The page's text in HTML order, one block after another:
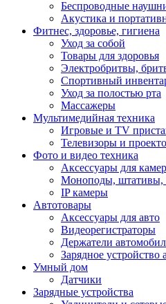
Беспроводные
Акустика и
Фитнес, здоровье, гигиена
Уход за собой
Товары для здоровья
Электробритвы,
Спортивный
Уход за полостью рта
Массажеры
Мультимедийная техника
Игровые и TV
Телевизоры и
Фото и видео техника
Аксессуары для камер
Моноподы, штативы,
IP камеры
Автотовары
Аксессуары для авто
Видеорегистраторы
Держатели
Зарядное устройство
Умный дом
Датчики
Зарядные устройства